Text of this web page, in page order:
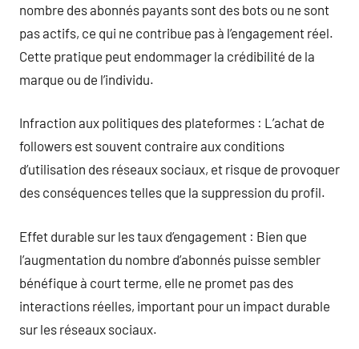
nombre des abonnés payants sont des bots ou ne sont
pas actifs, ce qui ne contribue pas à l’engagement réel.
Cette pratique peut endommager la crédibilité de la
marque ou de l’individu.
Infraction aux politiques des plateformes : L’achat de
followers est souvent contraire aux conditions
d’utilisation des réseaux sociaux, et risque de provoquer
des conséquences telles que la suppression du profil.
Effet durable sur les taux d’engagement : Bien que
l’augmentation du nombre d’abonnés puisse sembler
bénéfique à court terme, elle ne promet pas des
interactions réelles, important pour un impact durable
sur les réseaux sociaux.